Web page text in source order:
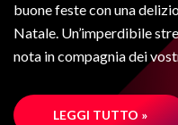
buone feste con una
Natale. Un’imperdibile
nota in compagnia dei
LEGGI TUTTO »